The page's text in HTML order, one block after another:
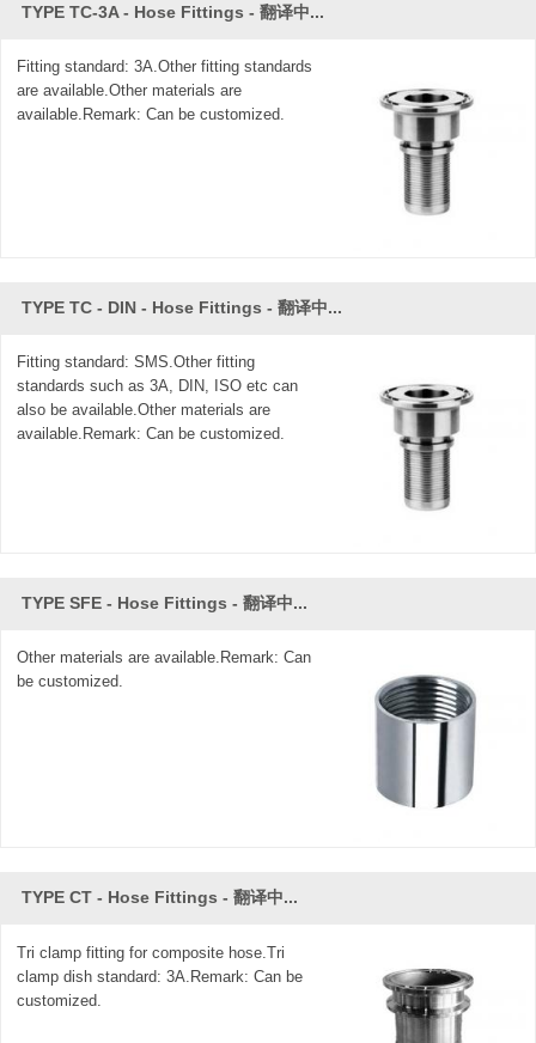
TYPE TC-3A - Hose Fittings - 翻译中...
Fitting standard: 3A.Other fitting standards
are available.Other materials are
available.Remark: Can be customized.
TYPE TC - DIN - Hose Fittings - 翻译中...
Fitting standard: SMS.Other fitting
standards such as 3A, DIN, ISO etc can
also be available.Other materials are
available.Remark: Can be customized.
TYPE SFE - Hose Fittings - 翻译中...
Other materials are available.Remark: Can
be customized.
TYPE CT - Hose Fittings - 翻译中...
Tri clamp fitting for composite hose.Tri
clamp dish standard: 3A.Remark: Can be
customized.